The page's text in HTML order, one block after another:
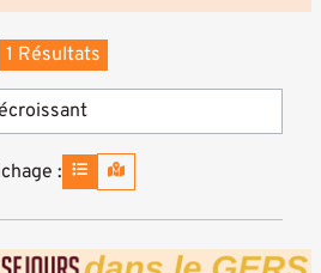
1 Résultats
: